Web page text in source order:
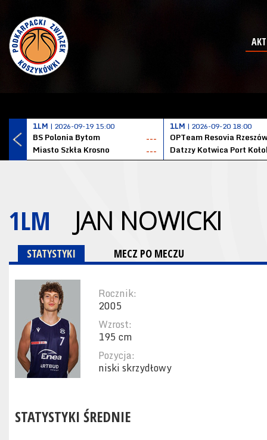
1LM | 2026-09-19 15:00
BS Polonia Bytom
---
Miasto Szkła Krosno
---
1LM | 2026-09-20 18:00
OPTeam Resovia Rzeszów
1LM JAN NOWICKI
STATYSTYKI MECZ PO MECZU
Rocznik:
2005
Wzrost:
195 cm
Pozycja:
niski skrzydłowy
STATYSTYKI ŚREDNIE